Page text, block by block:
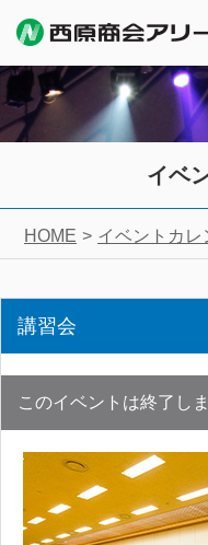
イベ
HOME イベントカレ
講習会
このイベントは終了し